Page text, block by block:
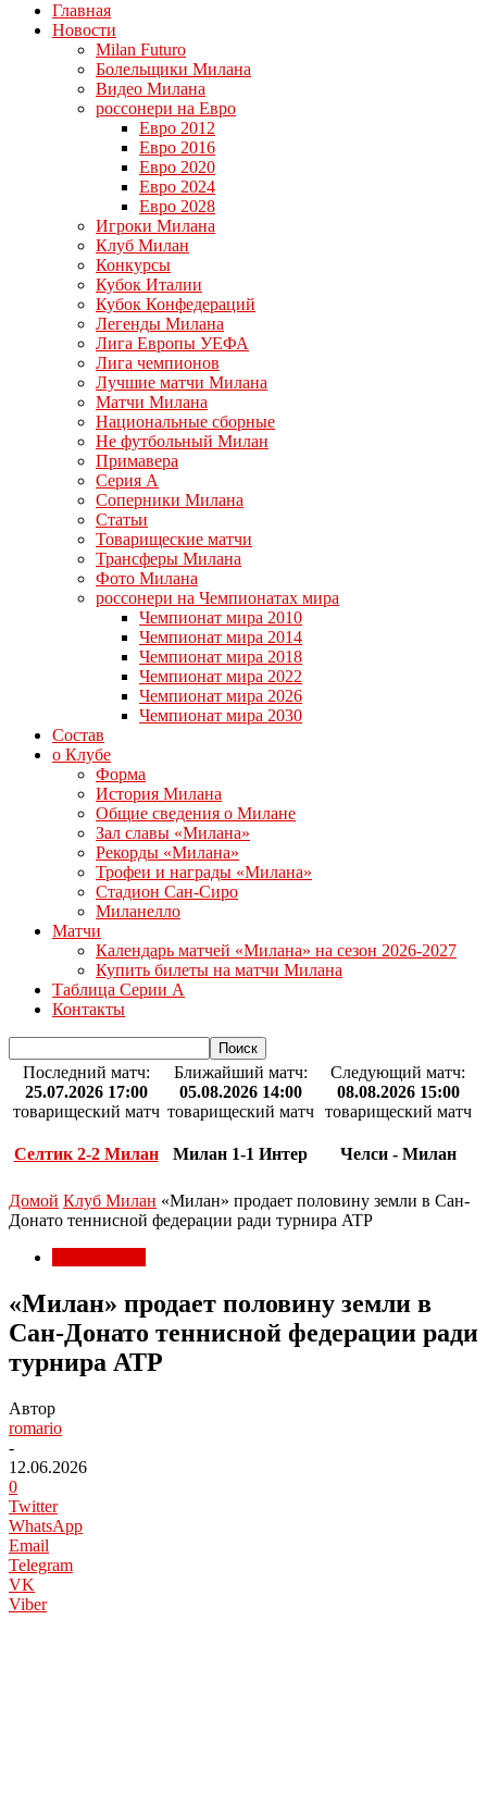
Главная
Новости
Milan Futuro
Болельщики Милана
Видео Милана
россонери на Евро
Евро 2012
Евро 2016
Евро 2020
Евро 2024
Евро 2028
Игроки Милана
Клуб Милан
Конкурсы
Кубок Италии
Кубок Конфедераций
Легенды Милана
Лига Европы УЕФА
Лига чемпионов
Лучшие матчи Милана
Матчи Милана
Национальные сборные
Не футбольный Милан
Примавера
Серия А
Соперники Милана
Статьи
Товарищеские матчи
Трансферы Милана
Фото Милана
россонери на Чемпионатах мира
Чемпионат мира 2010
Чемпионат мира 2014
Чемпионат мира 2018
Чемпионат мира 2022
Чемпионат мира 2026
Чемпионат мира 2030
Состав
о Клубе
Форма
История Милана
Общие сведения о Милане
Зал славы «Милана»
Рекорды «Милана»
Трофеи и награды «Милана»
Стадион Сан-Сиро
Миланелло
Матчи
Календарь матчей «Милана» на сезон 2026-2027
Купить билеты на матчи Милана
Таблица Серии А
Контакты
Последний матч:
25.07.2026 17:00
товарищеский матч
Селтик 2-2 Милан
Ближайший матч:
05.08.2026 14:00
товарищеский матч
Милан 1-1 Интер
Следующий матч:
08.08.2026 15:00
товарищеский матч
Челси - Милан
Домой Клуб Милан «Милан» продает половину земли в Сан-
Донато теннисной федерации ради турнира ATP
«Милан» продает половину земли в
Сан-Донато теннисной федерации ради
турнира ATP
Автор
romario
-
12.06.2026
0
Twitter
WhatsApp
Email
Telegram
VK
Viber